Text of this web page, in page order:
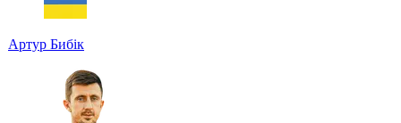
Артур Бибік